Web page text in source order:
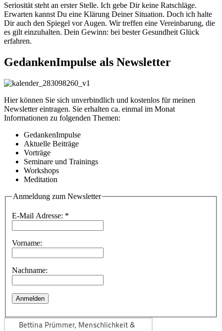
Seriosität steht an erster Stelle. Ich gebe Dir keine Ratschläge.
Erwarten kannst Du eine Klärung Deiner Situation. Doch ich halte
Dir auch den Spiegel vor Augen. Wir treffen eine Vereinbarung, die
es gilt einzuhalten. Dein Gewinn: bei bester Gesundheit Glück
erfahren.
GedankenImpulse als Newsletter
Hier können Sie sich unverbindlich und kostenlos für meinen
Newsletter eintragen. Sie erhalten ca. einmal im Monat
Informationen zu folgenden Themen:
GedankenImpulse
Aktuelle Beiträge
Vorträge
Seminare und Trainings
Workshops
Meditation
Anmeldung zum Newsletter
E-Mail Adresse: *
Vorname:
Nachname: